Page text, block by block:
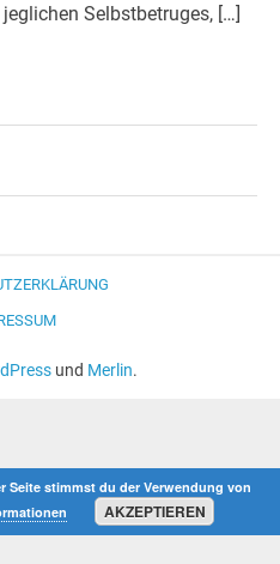
Selbstbetruges, […]
und Merlin.
Seite stimmst du der Verwendung von
AKZEPTIEREN